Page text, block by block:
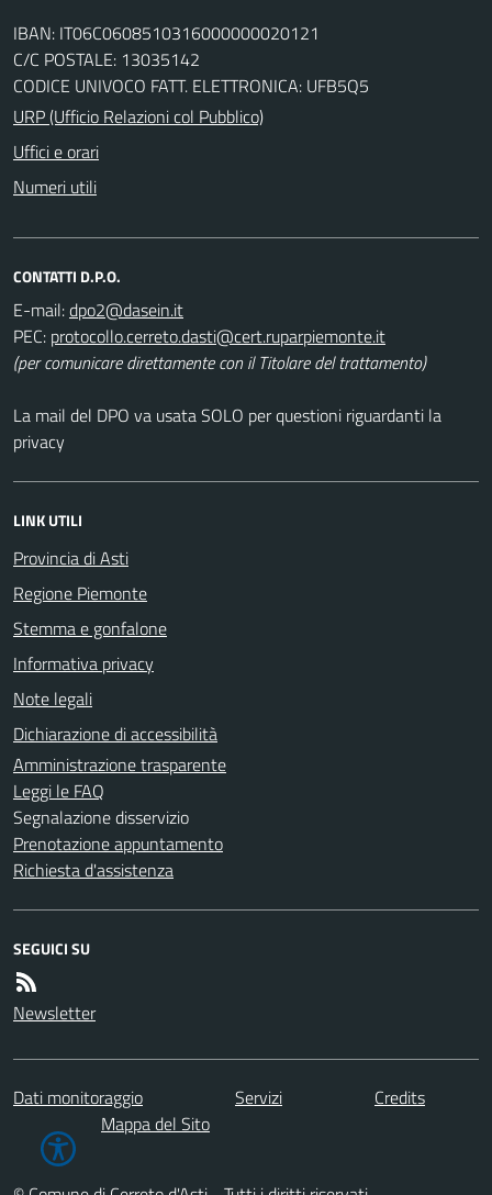
IBAN: IT06C0608510316000000020121
C/C POSTALE: 13035142
CODICE UNIVOCO FATT. ELETTRONICA: UFB5Q5
URP (Ufficio Relazioni col Pubblico)
Uffici e orari
Numeri utili
CONTATTI D.P.O.
E-mail:
PEC:
(per comunicare direttamente con il Titolare del trattamento)
La mail del DPO va usata SOLO per questioni riguardanti la
privacy
LINK UTILI
Provincia di Asti
Regione Piemonte
Stemma e gonfalone
Informativa privacy
Note legali
Dichiarazione di accessibilità
Amministrazione trasparente
Leggi le FAQ
Segnalazione disservizio
Prenotazione appuntamento
Richiesta d'assistenza
SEGUICI SU
Newsletter
Dati monitoraggio Servizi
Credits
Mappa del Sito